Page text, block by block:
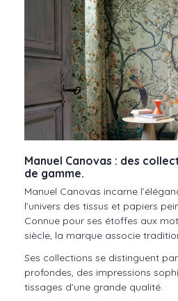
Manuel Canovas : des
de gamme.
Manuel Canovas incarne
l’univers des tissus et papiers
Connue pour ses étoffes aux
siècle, la marque associe
Ses collections se distinguent
profondes, des impressions
tissages d’une grande qualité.